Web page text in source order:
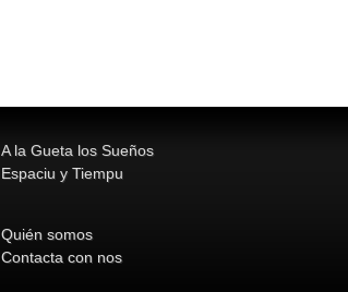
A la Gueta los Sueños
Espaciu y Tiempu
Quién somos
Contacta con nos